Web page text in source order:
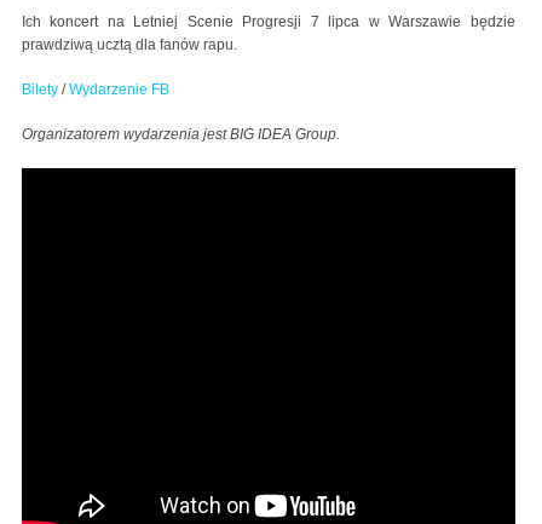
Ich koncert na Letniej Scenie Progresji 7 lipca w Warszawie będzie
prawdziwą ucztą dla fanów rapu.
Bilety /Wydarzenie FB
Organizatorem wydarzenia jest BIG IDEA Group.